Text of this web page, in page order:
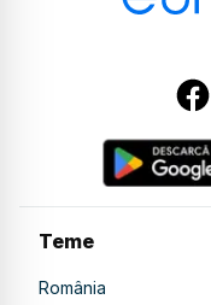
Teme
România